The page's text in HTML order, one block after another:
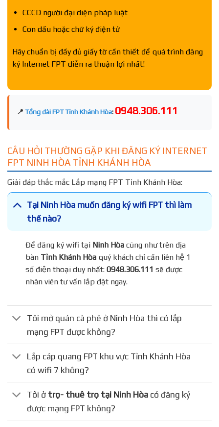
CCCD người đại diện pháp luật
Con dấu hoặc chữ ký điện tử
Hãy chuẩn bị đầy đủ giấy tờ cần thiết để quá trình đăng
ký Internet FPT diễn ra thuận lợi nhất!
📍 Tổng đài FPT Tỉnh Khánh Hòa: 0948.306.111
CÂU HỎI THƯỜNG GẶP KHI ĐĂNG KÝ INTERNET
FPT NINH HÒA TỈNH KHÁNH HÒA
Giải đáp thắc mắc Lắp mạng FPT Tỉnh Khánh Hòa:
Tại Ninh Hòa muốn đăng ký wifi FPT thì làm
thế nào?
Để đăng ký wifi tạiNinh Hòacũng như trên địa
bànTỉnh Khánh Hòaquý khách chỉ cần liên hệ 1
số điện thoại duy nhất:0948.306.111 sẽ được
nhân viên tư vấn lắp đặt ngay.
Tôi mở quán cà phê ở Ninh Hòa thì có lắp
mạng FPT được không?
Lắp cáp quang FPT khu vực Tỉnh Khánh Hòa
có wifi 7 không?
Tôi ở trọ- thuê trọ tại Ninh Hòa có đăng ký
được mạng FPT không?